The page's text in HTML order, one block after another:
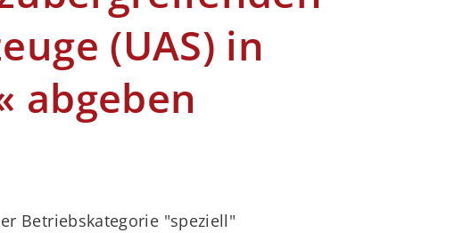
(UAS) in
abgeben
Betriebskategorie "speziell"